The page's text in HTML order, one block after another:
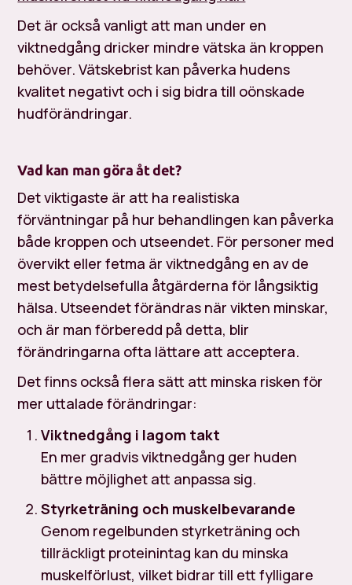
Det är också vanligt att man under en
viktnedgång dricker mindre vätska än kroppen
behöver. Vätskebrist kan påverka hudens
kvalitet negativt och i sig bidra till oönskade
hudförändringar.
Vad kan man göra åt det?
Det viktigaste är att ha realistiska
förväntningar på hur behandlingen kan påverka
både kroppen och utseendet. För personer med
övervikt eller fetma är viktnedgång en av de
mest betydelsefulla åtgärderna för långsiktig
hälsa. Utseendet förändras när vikten minskar,
och är man förberedd på detta, blir
förändringarna ofta lättare att acceptera.
Det finns också flera sätt att minska risken för
mer uttalade förändringar:
Viktnedgång i lagom takt
En mer gradvis viktnedgång ger huden
bättre möjlighet att anpassa sig.
Styrketräning och muskelbevarande
Genom regelbunden styrketräning och
tillräckligt proteinintag kan du minska
muskelförlust, vilket bidrar till ett fylligare